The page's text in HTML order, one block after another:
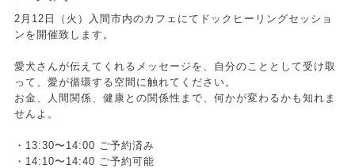
2月12日（火）入間市内のカフェにてドックヒーリングセッショ
ンを開催致します。
愛犬さんが伝えてくれるメッセージを、自分のこととして受け取
って、愛が循環する空間に触れてください。
お金、人間関係、健康との関係性まで、何かが変わるかも知れま
せんよ。
・13:30〜14:00 ご予約済み
・14:10〜14:40 ご予約可能